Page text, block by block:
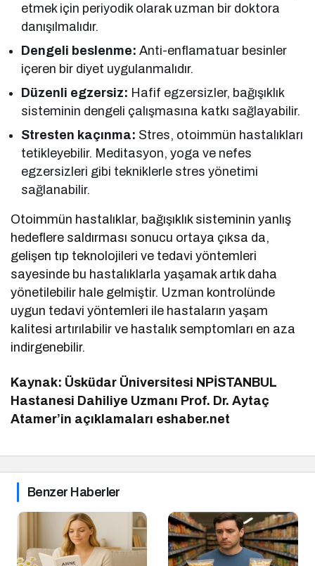
etmek için periyodik olarak uzman bir doktora
danışılmalıdır.
Dengeli beslenme: Anti-enflamatuar besinler
içeren bir diyet uygulanmalıdır.
Düzenli egzersiz: Hafif egzersizler, bağışıklık
sisteminin dengeli çalışmasına katkı sağlayabilir.
Stresten kaçınma: Stres, otoimmün hastalıkları
tetikleyebilir. Meditasyon, yoga ve nefes
egzersizleri gibi tekniklerle stres yönetimi
sağlanabilir.
Otoimmün hastalıklar, bağışıklık sisteminin yanlış
hedeflere saldırması sonucu ortaya çıksa da,
gelişen tıp teknolojileri ve tedavi yöntemleri
sayesinde bu hastalıklarla yaşamak artık daha
yönetilebilir hale gelmiştir. Uzman kontrolünde
uygun tedavi yöntemleri ile hastaların yaşam
kalitesi artırılabilir ve hastalık semptomları en aza
indirgenebilir.
Kaynak: Üsküdar Üniversitesi NPİSTANBUL
Hastanesi Dahiliye Uzmanı Prof. Dr. Aytaç
Atamer’in açıklamaları eshaber.net
Benzer Haberler